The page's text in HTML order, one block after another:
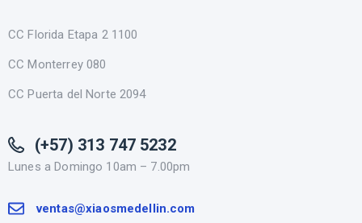
CC Florida Etapa 2 1100
CC Monterrey 080
CC Puerta del Norte 2094
(+57) 313 747 5232
Lunes a Domingo 10am – 7.00pm
ventas@xiaosmedellin.com